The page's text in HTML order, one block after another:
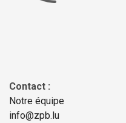
Contact :
Notre équipe
info@zpb.lu